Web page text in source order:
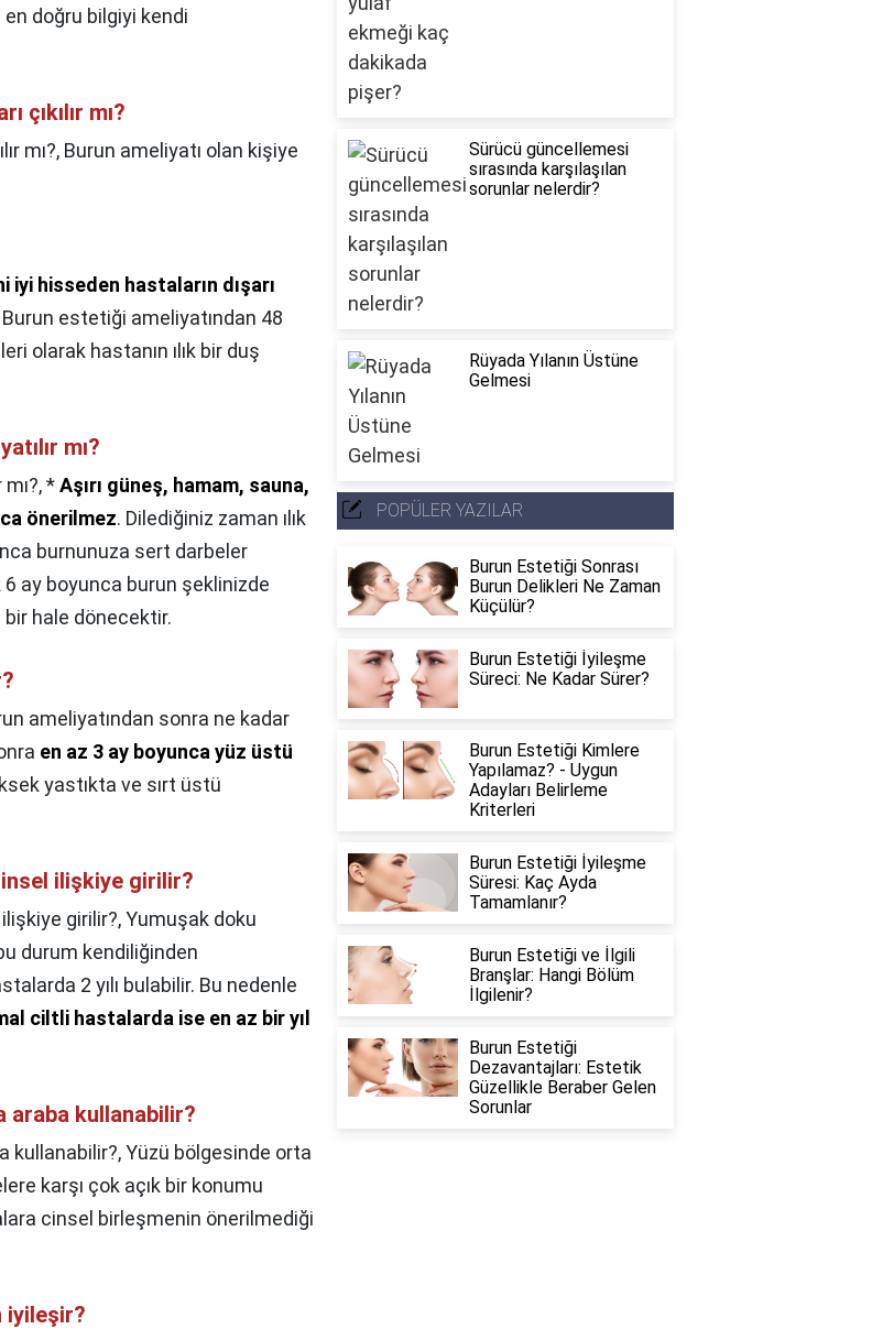
doğru bilgiyi kendi
çıkılır mı?
mı?, Burun ameliyatı olan kişiye
iyi hisseden hastaların dışarı
Burun estetiği ameliyatından 48
olarak hastanın ılık bir duş
mı?
*Aşırı güneş, hamam, sauna,
önerilmez. Dilediğiniz zaman ılık
burnunuza sert darbeler
6 ay boyunca burun şeklinizde
hale dönecektir.
ameliyatından sonra ne kadar
en az 3 ay boyunca yüz üstü
yastıkta ve sırt üstü
ilişkiye girilir?
girilir?,Yumuşak doku
durum kendiliğinden
2 yılı bulabilir. Bu nedenle
ciltli hastalarda ise en az bir yıl
araba kullanabilir?
kullanabilir?,Yüzü bölgesinde orta
karşı çok açık bir konumu
cinsel birleşmenin önerilmediği
iyileşir?
Sürücü güncellemesi
sırasında karşılaşılan
sorunlar nelerdir?
Rüyada Yılanın Üstüne
Gelmesi
POPÜLER YAZILAR
Burun Estetiği Sonrası
Burun Delikleri Ne Zaman
Küçülür?
Burun Estetiği İyileşme
Süreci: Ne Kadar Sürer?
Burun Estetiği Kimlere
Yapılamaz? - Uygun
Adayları Belirleme
Kriterleri
Burun Estetiği İyileşme
Süresi: Kaç Ayda
Tamamlanır?
Burun Estetiği ve İlgili
Branşlar: Hangi Bölüm
İlgilenir?
Burun Estetiği
Dezavantajları: Estetik
Güzellikle Beraber Gelen
Sorunlar